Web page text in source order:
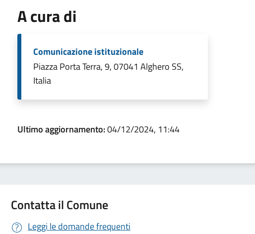
A cura di
Comunicazione istituzionale
Piazza Porta Terra, 9, 07041 Alghero SS,
Italia
Ultimo aggiornamento:04/12/2024, 11:44
Contatta il Comune
Leggi le domande frequenti